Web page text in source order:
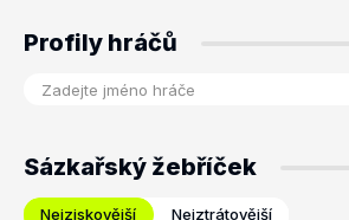
Profily hráčů
Sázkařský žebříček
Nejziskovější Nejztrátovější